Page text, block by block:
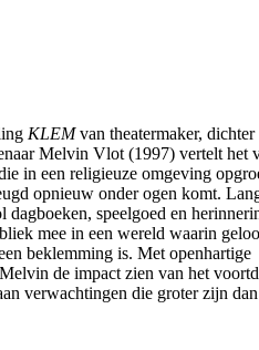
KLEMvan theatermaker, dichter
Melvin Vlot (1997) vertelt het
in een religieuze omgeving
opnieuw onder ogen komt.
dagboeken, speelgoed en
mee in een wereld waarin
beklemming is. Met openhartige
de impact zien van het
verwachtingen die groter zijn